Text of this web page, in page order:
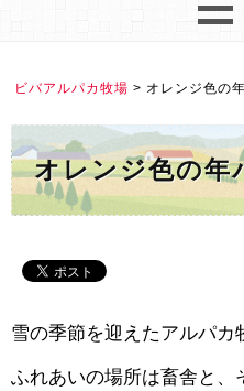
ビバアルパカ牧場 > オレンジ色の
オレンジ色の年
雪の季節を迎えたアルパカ
ふれあいの場所は畜舎と、